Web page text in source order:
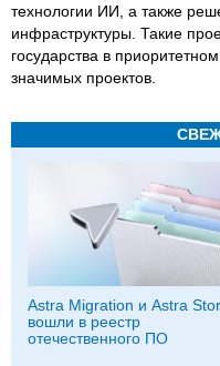
технологии ИИ, а также
инфраструктуры. Такие
государства в
значимых проектов.
Astra Migration и Astra
вошли в реестр
отечественного ПО